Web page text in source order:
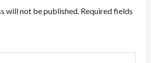
will not be published. Required fields